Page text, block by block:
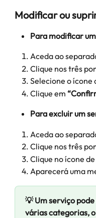
Modificar ou
Para modificar
Aceda ao
Clique nos três
Selecione o ícone
Clique em
Para excluir um
Aceda ao
Clique nos três
Clique no ícone de
Aparecerá uma
💡 Um serviço
várias categorias,